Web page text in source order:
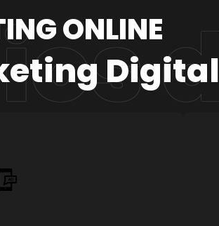
ONLINE
Digital